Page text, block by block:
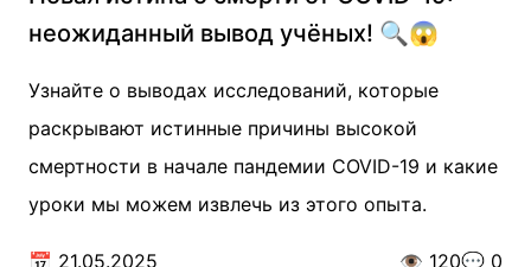
неожиданный вывод учёных! 🔍😱
Узнайте о выводах исследований, которые
раскрывают истинные причины высокой
смертности в начале пандемии COVID-19 и какие
уроки мы можем извлечь из этого опыта.
📅 21.05.2025 👁️ 120💬 0